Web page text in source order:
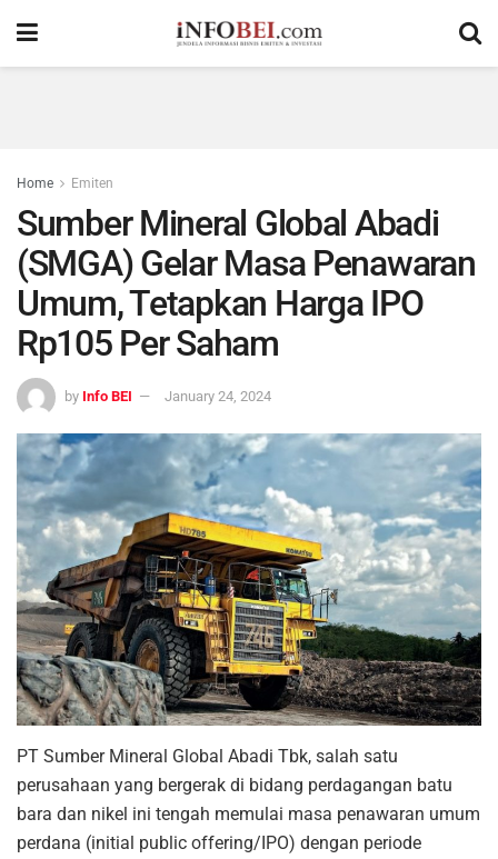
Home Emiten
Sumber Mineral Global Abadi
(SMGA) Gelar Masa Penawaran
Umum, Tetapkan Harga IPO
Rp105 Per Saham
by Info BEI January 24, 2024
PT Sumber Mineral Global Abadi Tbk, salah satu
perusahaan yang bergerak di bidang perdagangan batu
bara dan nikel ini tengah memulai masa penawaran umum
perdana (initial public offering/IPO) dengan periode